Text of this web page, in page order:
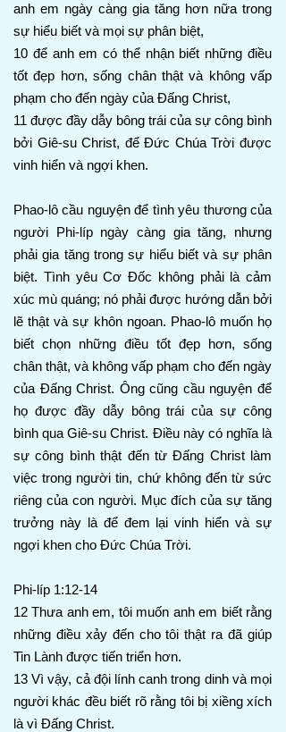
anh em ngày càng gia tăng hơn nữa trong
sự hiểu biết và mọi sự phân biệt,
10 để anh em có thể nhận biết những điều
tốt đẹp hơn, sống chân thật và không vấp
phạm cho đến ngày của Đấng Christ,
11 được đầy dẫy bông trái của sự công bình
bởi Giê-su Christ, để Đức Chúa Trời được
vinh hiển và ngợi khen.
Phao-lô cầu nguyện để tình yêu thương của
người Phi-líp ngày càng gia tăng, nhưng
phải gia tăng trong sự hiểu biết và sự phân
biệt. Tình yêu Cơ Đốc không phải là cảm
xúc mù quáng; nó phải được hướng dẫn bởi
lẽ thật và sự khôn ngoan. Phao-lô muốn họ
biết chọn những điều tốt đẹp hơn, sống
chân thật, và không vấp phạm cho đến ngày
của Đấng Christ. Ông cũng cầu nguyện để
họ được đầy dẫy bông trái của sự công
bình qua Giê-su Christ. Điều này có nghĩa là
sự công bình thật đến từ Đấng Christ làm
việc trong người tin, chứ không đến từ sức
riêng của con người. Mục đích của sự tăng
trưởng này là để đem lại vinh hiển và sự
ngợi khen cho Đức Chúa Trời.
Phi-líp 1:12-14
12 Thưa anh em, tôi muốn anh em biết rằng
những điều xảy đến cho tôi thật ra đã giúp
Tin Lành được tiến triển hơn.
13 Vì vậy, cả đội lính canh trong dinh và mọi
người khác đều biết rõ rằng tôi bị xiềng xích
là vì Đấng Christ.